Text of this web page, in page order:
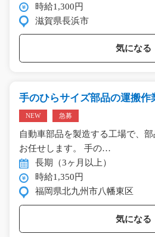
時給1,300円
滋賀県長浜市
気になる
手のひらサイズ部品の運搬作
NEW 急募
自動車部品を製造する工場で、
お任せします。 手の…
長期（3ヶ月以上）
時給1,350円
福岡県北九州市八幡東区
気になる